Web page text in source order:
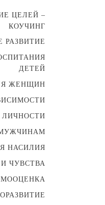
ЦЕЛЕЙ –
КОУЧИНГ
РАЗВИТИЕ
ДЕТЕЙ
ЖЕНЩИН
ЛИЧНОСТИ
НАСИЛИЯ
ЧУВСТВА